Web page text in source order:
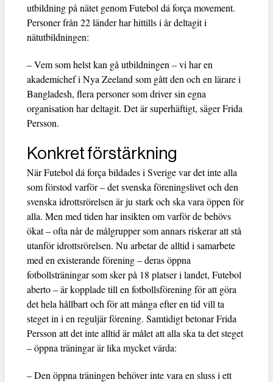
utbildning på nätet genom Futebol dá força movement.
Personer från 22 länder har hittills i år deltagit i
nätutbildningen:
– Vem som helst kan gå utbildningen – vi har en
akademichef i Nya Zeeland som gått den och en lärare i
Bangladesh, flera personer som driver sin egna
organisation har deltagit. Det är superhäftigt, säger Frida
Persson.
Konkret förstärkning
När Futebol dá força bildades i Sverige var det inte alla
som förstod varför – det svenska föreningslivet och den
svenska idrottsrörelsen är ju stark och ska vara öppen för
alla. Men med tiden har insikten om varför de behövs
ökat – ofta når de målgrupper som annars riskerar att stå
utanför idrottsrörelsen. Nu arbetar de alltid i samarbete
med en existerande förening – deras öppna
fotbollsträningar som sker på 18 platser i landet, Futebol
aberto – är kopplade till en fotbollsförening för att göra
det hela hållbart och för att många efter en tid vill ta
steget in i en reguljär förening. Samtidigt betonar Frida
Persson att det inte alltid är målet att alla ska ta det steget
– öppna träningar är lika mycket värda:
– Den öppna träningen behöver inte vara en sluss i ett